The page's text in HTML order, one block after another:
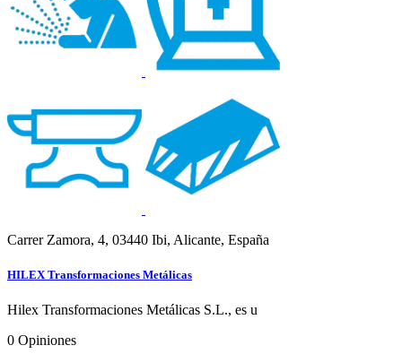
Carrer Zamora, 4, 03440 Ibi, Alicante, España
HILEX Transformaciones Metálicas
Hilex Transformaciones Metálicas S.L., es u
0 Opiniones